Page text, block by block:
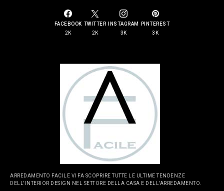
FACEBOOK
2K
TWITTER
2K
INSTAGRAM
3K
PINTEREST
3K
ARREDAMENTO FACILE VI FA SCOPRIRE TUTTE LE ULTIME TENDENZE
DELL'INTERIOR DESIGN NEL SETTORE DELLA CASA E DELL'ARREDAMENTO.